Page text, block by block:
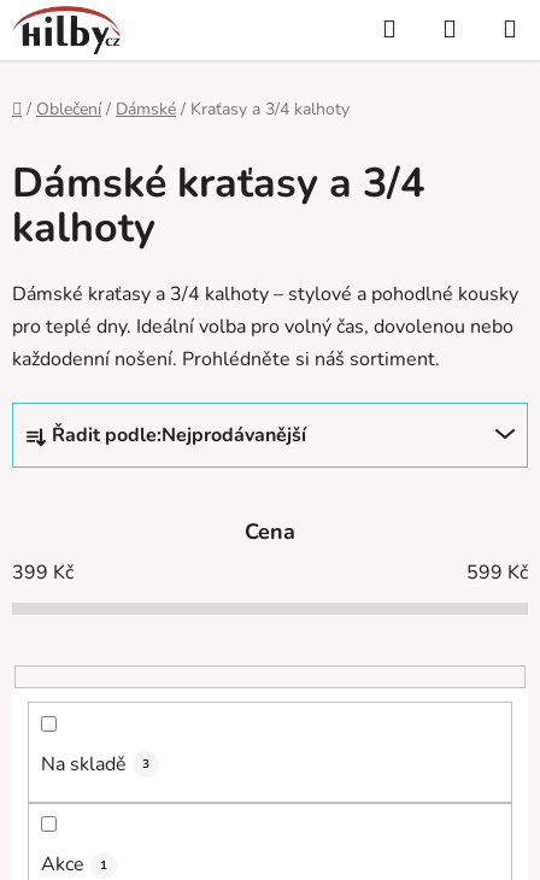
Přejít
na
obsah
Hledat
KOŠÍK
Domů
/ Oblečení / Dámské / Kraťasy a 3/4 kalhoty
Dámské kraťasy a 3/4
kalhoty
Dámské kraťasy a 3/4 kalhoty – stylové a pohodlné kousky
pro teplé dny. Ideální volba pro volný čas, dovolenou nebo
každodenní nošení. Prohlédněte si náš sortiment.
Ř
z
í
p
o
d
Řadit podle:Nejprodávanější
Cena
399 Kč 599 Kč
Na skladě 3
Akce 1